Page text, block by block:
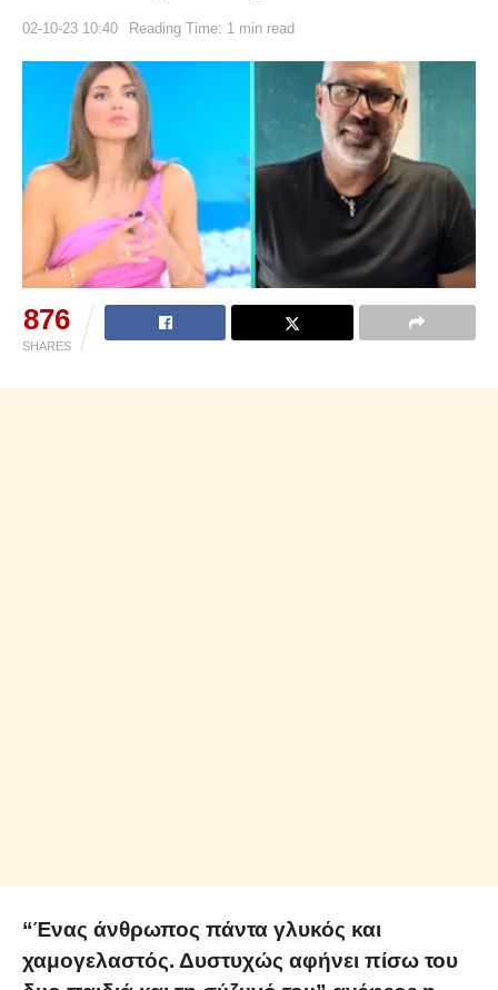
02-10-23 10:40 Reading Time: 1 min read
876
SHARES
“Ένας άνθρωπος πάντα γλυκός και
χαμογελαστός. Δυστυχώς αφήνει πίσω του